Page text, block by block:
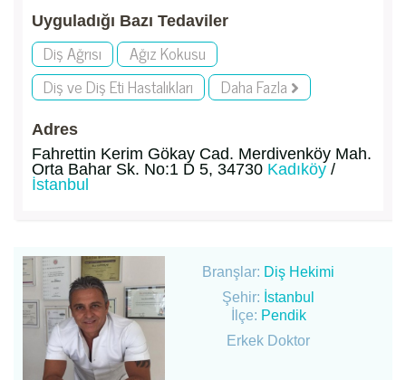
Uyguladığı Bazı Tedaviler
Diş Ağrısı
Ağız Kokusu
Diş ve Diş Eti Hastalıkları
Daha Fazla
Adres
Fahrettin Kerim Gökay Cad. Merdivenköy Mah.
Orta Bahar Sk. No:1 D 5, 34730 Kadıköy /
İstanbul
Branşlar: Diş Hekimi
Şehir: İstanbul
İlçe: Pendik
Erkek Doktor